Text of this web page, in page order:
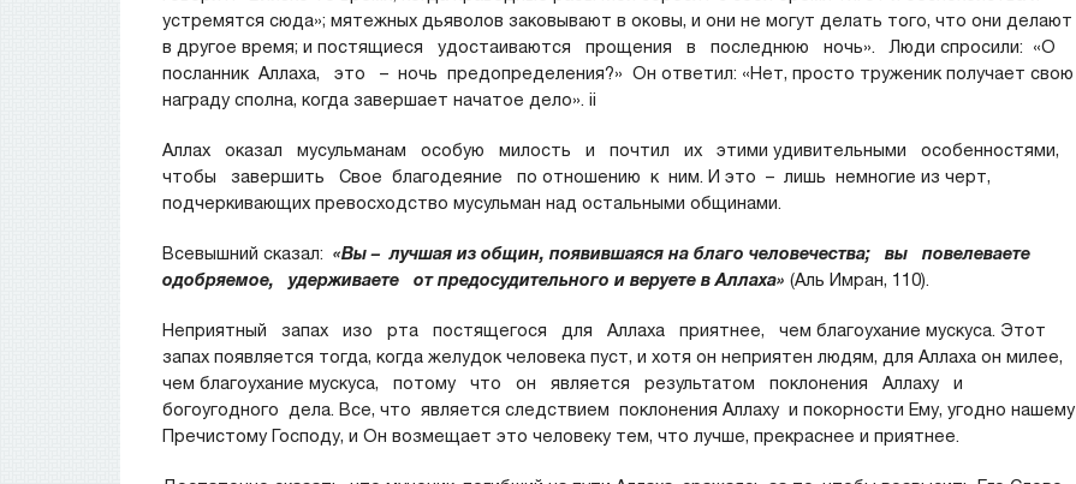
устремятся сюда»; мятежных дьяволов заковывают в оковы, и они не могут делать того, что они делают
в другое время; и постящиеся удостаиваются прощения в последнюю ночь». Люди спросили: «О
посланник Аллаха, это – ночь предопределения?» Он ответил: «Нет, просто труженик получает свою
награду сполна, когда завершает начатое дело». ii
Аллах оказал мусульманам особую милость и почтил их этими удивительными особенностями,
чтобы завершить Свое благодеяние по отношению к ним. И это – лишь немногие из черт,
подчеркивающих превосходство мусульман над остальными общинами.
Всевышний сказал: «Вы – лучшая из общин, появившаяся на благо человечества; вы повелеваете
одобряемое, удерживаете от предосудительного и веруете в Аллаха» (Аль Имран, 110).
Неприятный запах изо рта постящегося для Аллаха приятнее, чем благоухание мускуса. Этот
запах появляется тогда, когда желудок человека пуст, и хотя он неприятен людям, для Аллаха он милее,
чем благоухание мускуса, потому что он является результатом поклонения Аллаху и
богоугодного дела. Все, что является следствием поклонения Аллаху и покорности Ему, угодно нашему
Пречистому Господу, и Он возмещает это человеку тем, что лучше, прекраснее и приятнее.